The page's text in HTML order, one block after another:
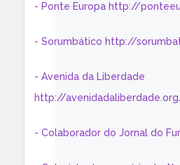
- Ponte Europa http://
- Sorumbático http://
- Avenida da Liberdade
http://
- Colaborador do Jornal do